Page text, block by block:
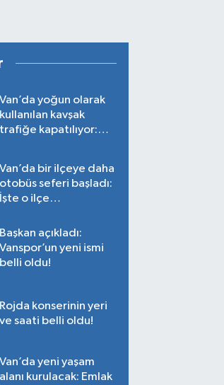
Van’da yoğun olarak
kullanılan kavşak
trafiğe kapatılıyor:
Van’da bir ilçeye daha
otobüs seferi başladı:
İşte o ilçe…
Başkan açıkladı:
Vanspor’un yeni ismi
belli oldu!
Rojda konserinin yeri
ve saati belli oldu!
Van’da yeni yaşam
alanı kurulacak: Emlak